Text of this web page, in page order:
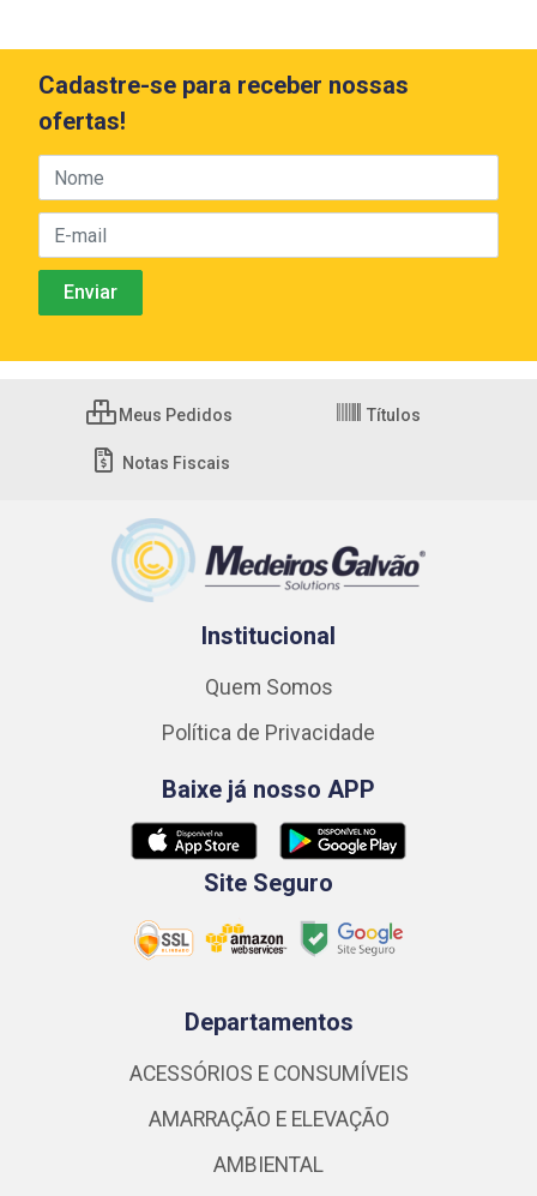
Cadastre-se para receber nossas
ofertas!
Meus Pedidos Títulos
Notas Fiscais
Institucional
Quem Somos
Política de Privacidade
Baixe já nosso APP
Site Seguro
Departamentos
ACESSÓRIOS E CONSUMÍVEIS
AMARRAÇÃO E ELEVAÇÃO
AMBIENTAL